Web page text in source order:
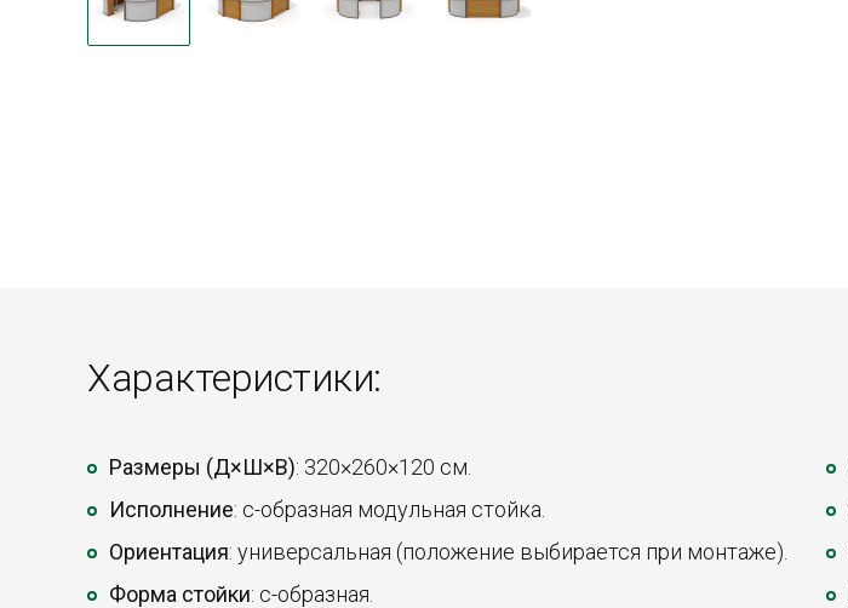
Характеристики:
Размеры (Д×Ш×В): 320×260×120 см.
Исполнение: с-образная модульная стойка.
Ориентация: универсальная (положение выбирается при монтаже).
Форма стойки: с-образная.